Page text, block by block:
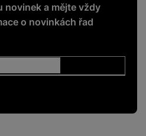
novinek a mějte vždy
o novinkách řad